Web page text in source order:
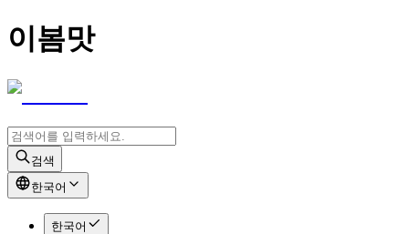
이봄맛
검색
한국어
한국어